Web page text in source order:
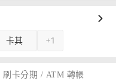
卡其 +1
卡分期 / ATM 轉帳